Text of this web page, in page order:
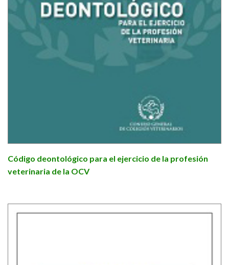
Código deontológico para el ejercicio de la profesión
veterinaria de la OCV